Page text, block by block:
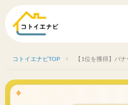
コトイエナビTOP 【1位を獲得】バ